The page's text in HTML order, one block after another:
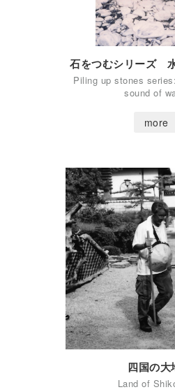
石をつむシリーズ
Piling up stones
sound of
四国の大
Land of